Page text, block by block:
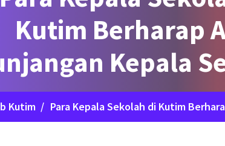
Kutim Berharap
Kepala
Kutim / Para Kepala Sekolah di Kutim